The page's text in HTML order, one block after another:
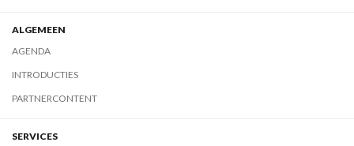
ALGEMEEN
AGENDA
INTRODUCTIES
PARTNERCONTENT
SERVICES